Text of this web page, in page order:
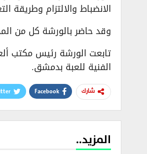
الانضباط والالتزام وطريقة
وقد حاضر بالورشة كل من
تابعت الورشة رئيس مكتب
الفنية للعبة بدمشق.
شارك Facebook
المزيد..